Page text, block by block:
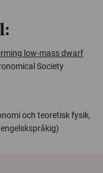
low-mass dwarf
Society
och teoretisk fysik,